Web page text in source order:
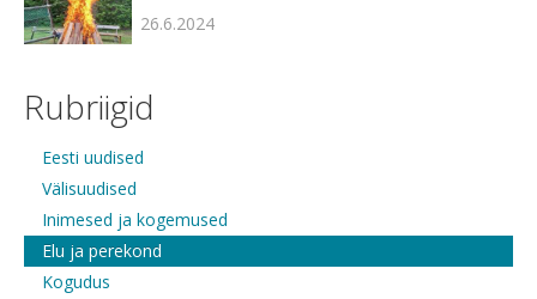
26.6.2024
Rubriigid
Eesti uudised
Välisuudised
Inimesed ja kogemused
Elu ja perekond
Kogudus